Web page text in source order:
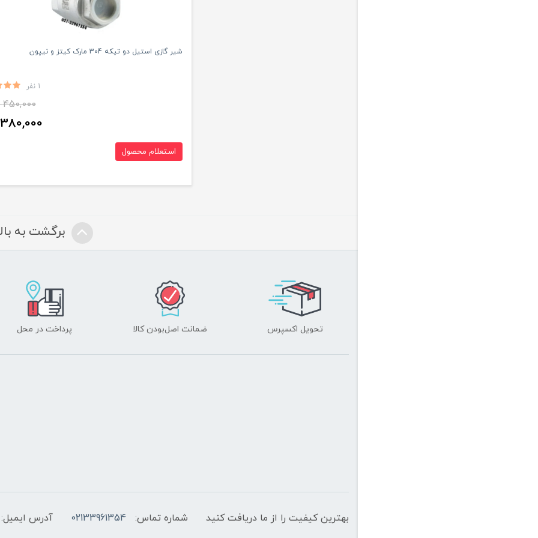
شیر گازی استیل دو تیکه 304 مارک کیتز و نیپون
1 نفر
450,000
380,000
استعلام محصول
برگشت به
تحویل اکسپرس ضمانت اصل‌بودن کالا پرداخت در محل
بهترین کیفیت را از ما دریافت کنید شماره تماس: 02133961354 آدرس ایمیل: